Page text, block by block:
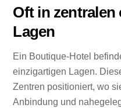
Oft in zentralen
Lagen
Ein Boutique-Hotel
einzigartigen Lagen.
Zentren positioniert, wo
Anbindung und